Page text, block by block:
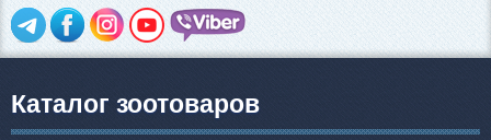
Каталог зоотоваров